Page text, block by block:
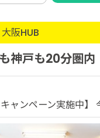
阪HUB
神戸も20分圏内
キャンペーン実施中】